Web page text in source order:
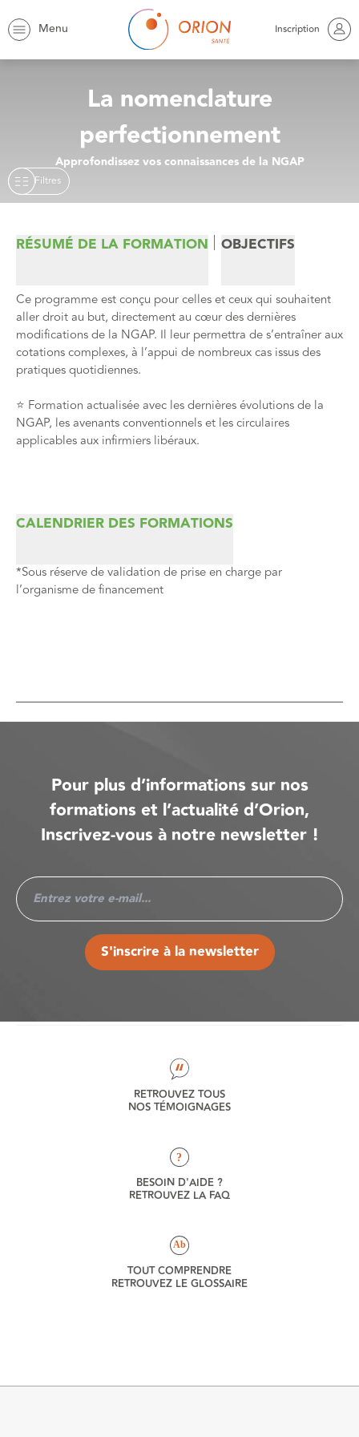
Menu Inscription
Orion Trouver une formation NGAP Perfectionnement
La nomenclature
perfectionnement
Approfondissez vos connaissances de la NGAP
RÉSUMÉ DE LA FORMATION OBJECTIFS
Ce programme est conçu pour celles et ceux qui souhaitent
aller droit au but, directement au cœur des dernières
modifications de la NGAP. Il leur permettra de s’entraîner aux
cotations complexes, à l’appui de nombreux cas issus des
pratiques quotidiennes.
⭐️ Formation actualisée avec les dernières évolutions de la
NGAP, les avenants conventionnels et les circulaires
applicables aux infirmiers libéraux.
CALENDRIER DES FORMATIONS
*Sous réserve de validation de prise en charge par
l’organisme de financement
Pour plus d’informations sur nos
formations et l’actualité d’Orion,
Inscrivez-vous à notre newsletter !
S'inscrire à la newsletter
RETROUVEZ TOUS
NOS TÉMOIGNAGES
?
BESOIN D'AIDE ?
RETROUVEZ LA FAQ
Ab
TOUT COMPRENDRE
RETROUVEZ LE GLOSSAIRE
Filtres